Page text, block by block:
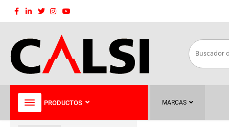
Saltar
PRODUCTOS MARCAS